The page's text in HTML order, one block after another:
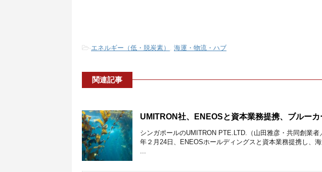
-エネルギー（低・脱炭素） , 海運・物流・ハブ
関連記事
UMITRON社、ENEOSと資本業務提携、ブルー
シンガポールのUMITRON PTE.LTD.（山田雅彦・共同創業
年２月24日、ENEOSホールディングスと資本業務提携し、
...